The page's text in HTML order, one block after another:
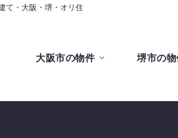
て・大阪・堺・オリ住
大阪市の物件 堺市の